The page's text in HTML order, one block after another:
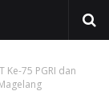
Ke-75 PGRI dan